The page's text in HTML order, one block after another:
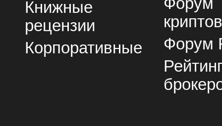
Книжные
рецензии
Корпоративные
Форум